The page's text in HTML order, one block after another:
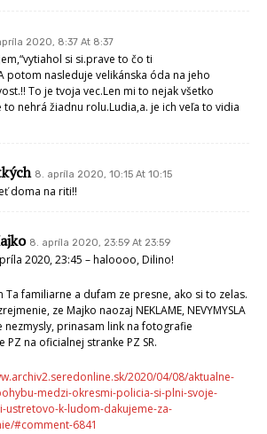
2020, 8:37 At 8:37
si si.prave to čo ti
potom nasleduje velikánska óda na jeho
To je tvoja vec.Len mi to nejak všetko
to nehrá žiadnu rolu.Ludia,a. je ich veľa to vidia
8. apríla 2020, 10:15 At 10:15
doma na riti!!
8. apríla 2020, 23:59 At 23:59
2020, 23:45 – haloooo, Dilino!
Ta familiarne a dufam ze presne, ako si to zelas.
ze Majko naozaj NEKLAME, NEVYMYSLA
nezmysly, prinasam link na fotografie
PZ na oficialnej stranke PZ SR.
2020/04/08/aktualne-
medzi-okresmi-policia-si-plni-svoje-
ustretovo-k-ludom-dakujeme-za-
#comment-6841